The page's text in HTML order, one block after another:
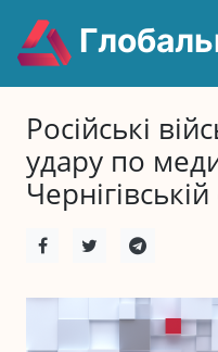
Російські
удару по